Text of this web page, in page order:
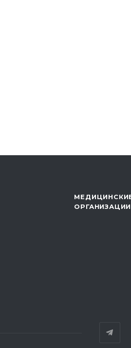
ОРГАНИЗАЦИИ